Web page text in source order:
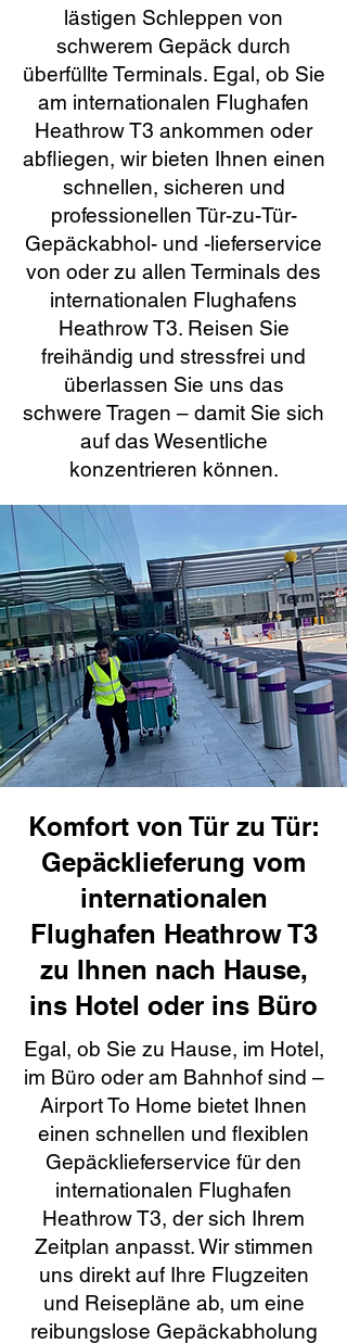
lästigen Schleppen von
schwerem Gepäck durch
überfüllte Terminals. Egal, ob Sie
am internationalen Flughafen
Heathrow T3 ankommen oder
abfliegen, wir bieten Ihnen einen
schnellen, sicheren und
professionellen Tür-zu-Tür-
Gepäckabhol- und -lieferservice
von oder zu allen Terminals des
internationalen Flughafens
Heathrow T3. Reisen Sie
freihändig und stressfrei und
überlassen Sie uns das
schwere Tragen – damit Sie sich
auf das Wesentliche
konzentrieren können.
Komfort von Tür zu Tür:
Gepäcklieferung vom
internationalen
Flughafen Heathrow T3
zu Ihnen nach Hause,
ins Hotel oder ins Büro
Egal, ob Sie zu Hause, im Hotel,
im Büro oder am Bahnhof sind –
Airport To Home bietet Ihnen
einen schnellen und flexiblen
Gepäcklieferservice für den
internationalen Flughafen
Heathrow T3, der sich Ihrem
Zeitplan anpasst. Wir stimmen
uns direkt auf Ihre Flugzeiten
und Reisepläne ab, um eine
reibungslose Gepäckabholung